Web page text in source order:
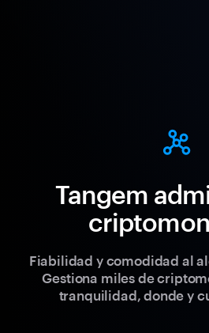
Tangem
Fiabilidad y comodidad al
Gestiona miles de
tranquilidad, donde y